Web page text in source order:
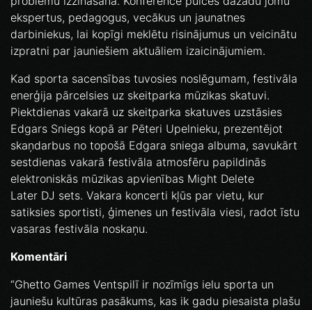
ekspertus, pedagogus, vecākus un jaunatnes
darbiniekus, lai kopīgi meklētu risinājumus un veicinātu
izpratni par jauniešiem aktuāliem izaicinājumiem.
Kad sporta sacensības tuvosies noslēgumam, festivāla
enerģija pārcelsies uz skeitparka mūzikas skatuvi.
Piektdienas vakarā uz skeitparka skatuves uzstāsies
Edgars Sniegs kopā ar Pēteri Upelnieku, prezentējot
skaņdarbus no topošā Edgara sniega albuma, savukārt
sestdienas vakarā festivāla atmosfēru papildinās
elektroniskās mūzikas apvienības Might Delete
Later DJ sets. Vakara koncerti kļūs par vietu, kur
satiksies sportisti, ģimenes un festivāla viesi, radot īstu
vasaras festivāla noskaņu.
Komentāri
“Ghetto Games Ventspilī ir nozīmīgs ielu sporta un
jauniešu kultūras pasākums, kas ik gadu piesaista plašu